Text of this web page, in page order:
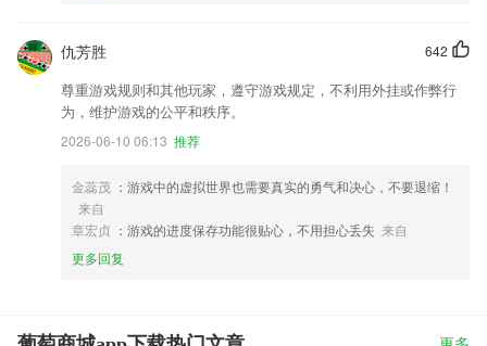
642
仇芳胜
尊重游戏规则和其他玩家，遵守游戏规定，不利用外挂或作弊行
为，维护游戏的公平和秩序。
2026-06-10 06:13 推荐
金蕊茂 ：游戏中的虚拟世界也需要真实的勇气和决心，不要退缩！
来自
章宏贞 ：游戏的进度保存功能很贴心，不用担心丢失 来自
更多回复